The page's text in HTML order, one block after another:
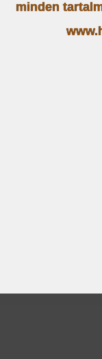
minden